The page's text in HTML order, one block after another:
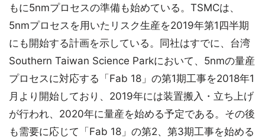
もに5nmプロセスの準備も始めている。TSMCは、
5nmプロセスを用いたリスク生産を2019年第1四半期
にも開始する計画を示している。同社はすでに、台湾
Southern Taiwan Science Parkにおいて、5nmの量産
プロセスに対応する「Fab 18」の第1期工事を2018年1
月より開始しており、2019年には装置搬入・立ち上げ
が行われ、2020年に量産を始める予定である。その後
も需要に応じて「Fab 18」の第2、第3期工事を始める